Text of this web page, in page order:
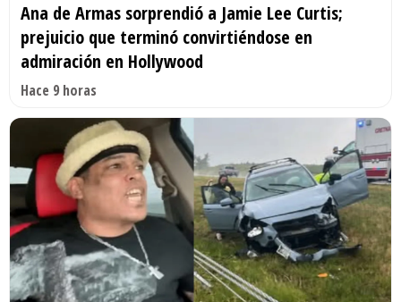
Ana de Armas sorprendió a Jamie Lee Curtis;
prejuicio que terminó convirtiéndose en
admiración en Hollywood
Hace 9 horas